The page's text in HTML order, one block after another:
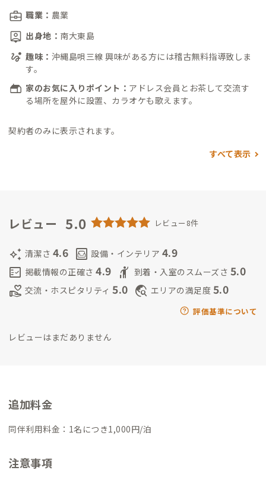
職業： 農業
出身地： 南大東島
趣味： 沖縄島唄三線 興味がある方には稽古無料指導致しま
す。
家のお気に入りポイント： アドレス会員とお茶して交流す
る場所を屋外に設置、カラオケも歌えます。
契約者のみに表示されます。
すべて表示
レビュー 5.0 レビュー8件
auto_awesome 清潔さ 4.6 living 設備・インテリア 4.9
fact_check 掲載情報の正確さ 4.9 hail 到着・入室のスムーズさ 5.0
volunteer_activism 交流・ホスピタリティ 5.0 travel_explore エリアの満足度 5.0
評価基準について
レビューはまだありません
追加料金
同伴利用料金：1名につき1,000円/泊
注意事項